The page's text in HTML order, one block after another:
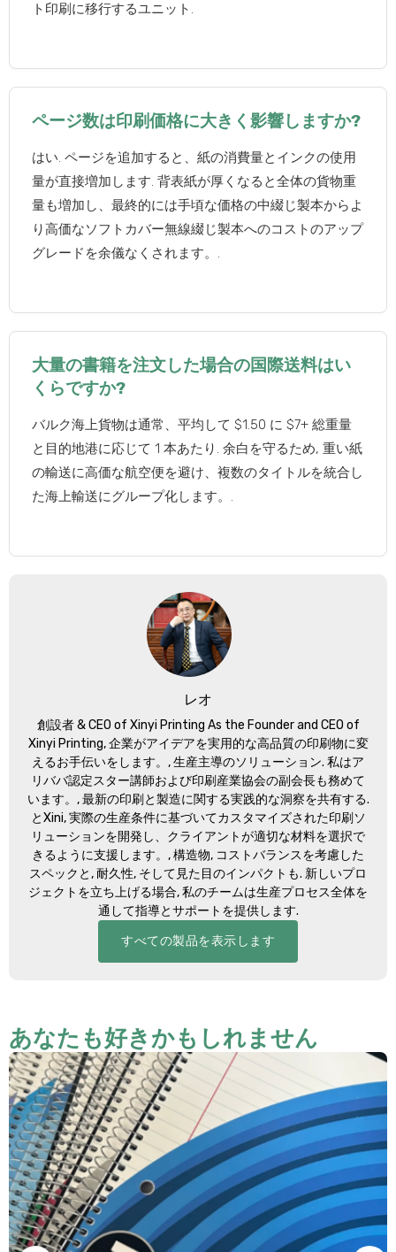
ト印刷に移行するユニット.
ページ数は印刷価格に大きく影響しますか?
はい. ページを追加すると、紙の消費量とインクの使用
量が直接増加します. 背表紙が厚くなると全体の貨物重
量も増加し、最終的には手頃な価格の中綴じ製本からよ
り高価なソフトカバー無線綴じ製本へのコストのアップ
グレードを余儀なくされます。.
大量の書籍を注文した場合の国際送料はい
くらですか?
バルク海上貨物は通常、平均して $1.50 に $7+ 総重量
と目的地港に応じて 1 本あたり. 余白を守るため, 重い紙
の輸送に高価な航空便を避け、複数のタイトルを統合し
た海上輸送にグループ化します。.
レオ
創設者 &CEO of Xinyi Printing As the Founder and CEO of
Xinyi Printing, 企業がアイデアを実用的な高品質の印刷物に変
えるお手伝いをします。, 生産主導のソリューション. 私はア
リババ認定スター講師および印刷産業協会の副会長も務めて
います。, 最新の印刷と製造に関する実践的な洞察を共有する.
とXini, 実際の生産条件に基づいてカスタマイズされた印刷ソ
リューションを開発し、クライアントが適切な材料を選択で
きるように支援します。, 構造物, コストバランスを考慮した
スペックと, 耐久性, そして見た目のインパクトも. 新しいプロ
ジェクトを立ち上げる場合, 私のチームは生産プロセス全体を
通して指導とサポートを提供します.
すべての製品を表示します
あなたも好きかもしれません